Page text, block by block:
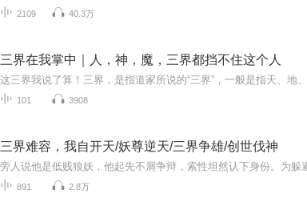
2109 40.3万
三界在我掌中｜人，神，魔，三界都挡不住这个人
101 3908
三界难容，我自开天/妖尊逆天/三界争雄/创世伐神
891 2.8万